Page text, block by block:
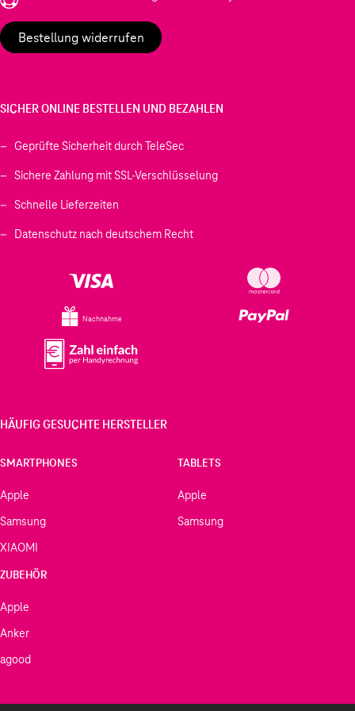
Bestellung widerrufen
SICHER ONLINE BESTELLEN UND BEZAHLEN
Geprüfte Sicherheit durch TeleSec
Sichere Zahlung mit SSL-Verschlüsselung
Schnelle Lieferzeiten
Datenschutz nach deutschem Recht
Nachnahme
HÄUFIG GESUCHTE HERSTELLER
SMARTPHONES
Apple
Samsung
XIAOMI
TABLETS
Apple
Samsung
ZUBEHÖR
Apple
Anker
agood